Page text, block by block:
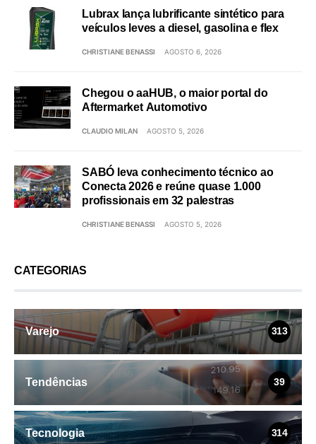
Lubrax lança lubrificante sintético para
veículos leves a diesel, gasolina e flex
CHRISTIANE BENASSI AGOSTO 6, 2026
Chegou o aaHUB, o maior portal do
Aftermarket Automotivo
CLAUDIO MILAN AGOSTO 5, 2026
SABÓ leva conhecimento técnico ao
Conecta 2026 e reúne quase 1.000
profissionais em 32 palestras
CHRISTIANE BENASSI AGOSTO 5, 2026
CATEGORIAS
Varejo 313
Tendências 39
Tecnologia 314